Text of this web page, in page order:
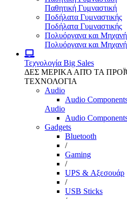
Παθητική Γυμναστική
Ποδήλατα Γυμναστικής
Ποδήλατα Γυμναστικής
Πολυόργανα και
Πολυόργανα και
Τεχνολογία Big Sales
ΔΕΣ ΜΕΡΙΚΑ ΑΠΌ ΤΑ
ΤΕΧΝΟΛΟΓΙΑ
Audio
Audio
Audio
Audio
Gadgets
Bluetooth
/
Gaming
/
UPS & Αξεσουάρ
/
USB Sticks